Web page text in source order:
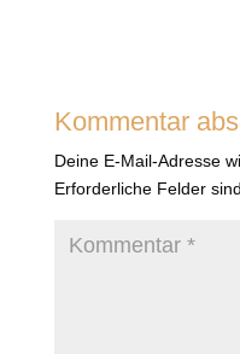
Kommentar
Deine E-Mail-Adresse
Erforderliche Felder